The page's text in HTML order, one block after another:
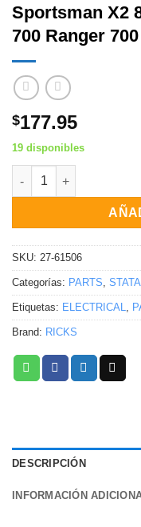
Sportsman X2
700 Ranger
$177.95
19 disponibles
MOTOR DE
SKU: 27-61506
Categorías: PARTS,
Etiquetas: ELECTRICAL,
Brand: RICKS
DESCRIPCIÓN
INFORMACIÓN